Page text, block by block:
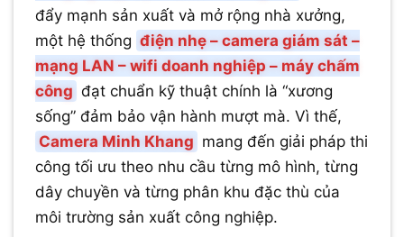
đẩy mạnh sản xuất và mở rộng nhà xưởng,
một hệ thống điện nhẹ – camera giám sát –
mạng LAN – wifi doanh nghiệp – máy chấm
công đạt chuẩn kỹ thuật chính là “xương
sống” đảm bảo vận hành mượt mà. Vì thế,
Camera Minh Khang mang đến giải pháp thi
công tối ưu theo nhu cầu từng mô hình, từng
dây chuyền và từng phân khu đặc thù của
môi trường sản xuất công nghiệp.